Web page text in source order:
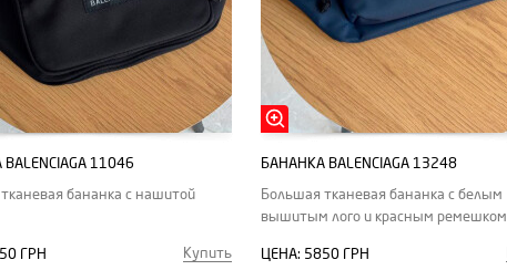
11046
бананка с нашитой
ГРН Купить
БАНАНКА BALENCIAGA 13248
Большая тканевая бананка с белым
вышитым лого и красным ремешком
ЦЕНА: 5850 ГРН